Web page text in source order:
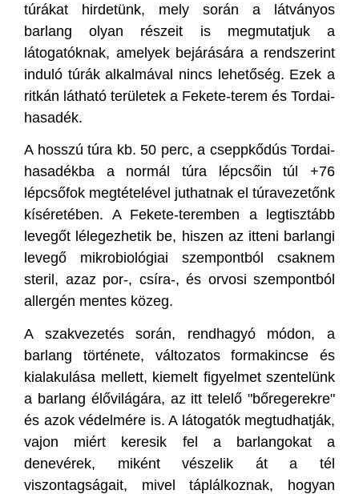
túrákat hirdetünk, mely során a látványos
barlang olyan részeit is megmutatjuk a
látogatóknak, amelyek bejárására a rendszerint
induló túrák alkalmával nincs lehetőség. Ezek a
ritkán látható területek a Fekete-terem és Tordai-
hasadék.
A hosszú túra kb. 50 perc, a cseppkődús Tordai-
hasadékba a normál túra lépcsőin túl +76
lépcsőfok megtételével juthatnak el túravezetőnk
kíséretében. A Fekete-teremben a legtisztább
levegőt lélegezhetik be, hiszen az itteni barlangi
levegő mikrobiológiai szempontból csaknem
steril, azaz por-, csíra-, és orvosi szempontból
allergén mentes közeg.
A szakvezetés során, rendhagyó módon, a
barlang története, változatos formakincse és
kialakulása mellett, kiemelt figyelmet szentelünk
a barlang élővilágára, az itt telelő "bőregerekre"
és azok védelmére is. A látogatók megtudhatják,
vajon miért keresik fel a barlangokat a
denevérek, miként vészelik át a tél
viszontagságait, mivel táplálkoznak, hogyan